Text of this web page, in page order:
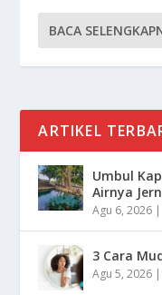
BACA
ARTIKEL
Umbul
Airnya
Agu 6, 2026
3 Cara
Agu 5, 2026 |